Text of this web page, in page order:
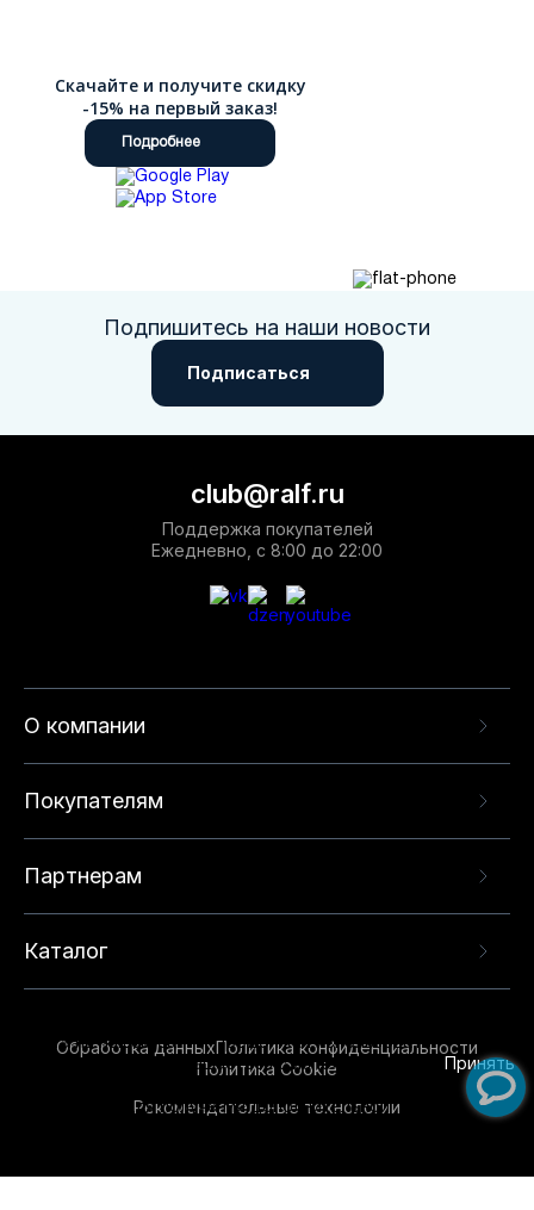
Скачайте и получите скидку
-15% на первый заказ!
Подробнее
Подпишитесь на наши новости
Подписаться
О компании
Покупателям
Партнерам
Каталог
club@ralf.ru
Поддержка покупателей
Ежедневно, с 8:00 до 22:00
Обработка данныхПолитика конфиденциальности
Политика Cookie
Рекомендательные технологии
опыта на нашем сайте. Продолжая использовать
данный сайт, вы соглашаетесь с использованием
технологий. Для получения дополнительной
Принять